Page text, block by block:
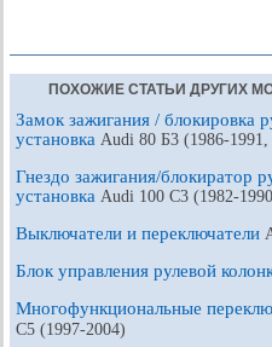
ПОХОЖИЕ СТАТЬИ ДРУГИХ
Замок зажигания / блокировка
установка Audi 80 Б3 (1986-1991,
Гнездо зажигания/блокиратор
установка Audi 100 С3 (1982-
Выключатели и переключатели
Блок управления рулевой
Многофункциональные
С5 (1997-2004)